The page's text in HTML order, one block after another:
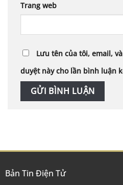
Trang web
Lưu tên của tôi, email,
duyệt này cho lần bình luận
Bản Tin Điện Tử